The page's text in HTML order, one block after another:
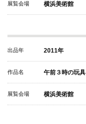
展覧会場 横浜美術館
出品年 2011年
作品名 午前３時の玩具
展覧会場 横浜美術館